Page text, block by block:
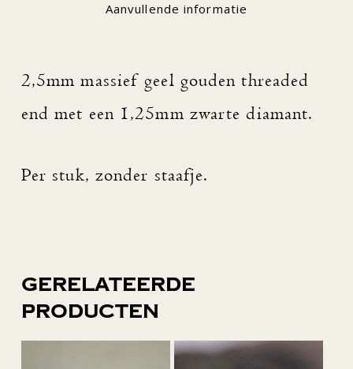
Aanvullende informatie
2,5mm massief geel gouden threaded
end met een 1,25mm zwarte diamant.
Per stuk, zonder staafje.
Gerelateerde
producten